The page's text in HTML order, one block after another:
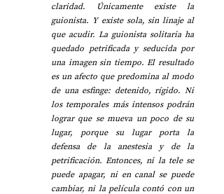
claridad. Únicamente existe la
guionista. Y existe sola, sin linaje al
que acudir. La guionista solitaria ha
quedado petrificada y seducida por
una imagen sin tiempo. El resultado
es un afecto que predomina al modo
de una esfinge: detenido, rígido. Ni
los temporales más intensos podrán
lograr que se mueva un poco de su
lugar, porque su lugar porta la
defensa de la anestesia y de la
petrificación. Entonces, ni la tele se
puede apagar, ni en canal se puede
cambiar, ni la película contó con un